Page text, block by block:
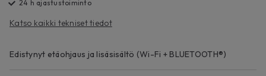
24 h ajastustoiminto
Katso kaikki tekniset tiedot
Edistynyt etäohjaus ja lisäsisältö (Wi-Fi + BLUETOOTH®)